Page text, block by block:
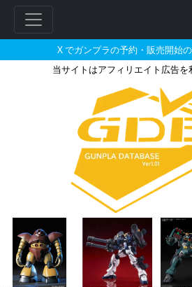
X でガンプラの予約・販売開始
当サイトはアフィリエイト広告を
HG 1/144 ドレッド